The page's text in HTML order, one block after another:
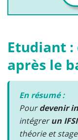
Etudiant
après le
En résumé :
Pourdevenir
intégrerun IFSI
théorie et